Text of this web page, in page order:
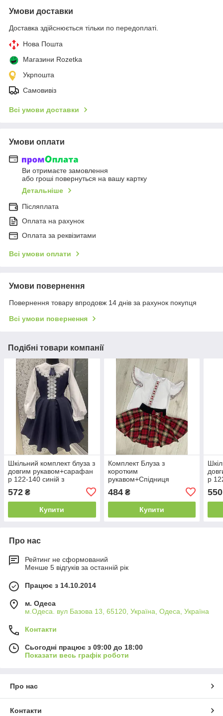
Умови доставки
Доставка здійснюється тільки по передоплаті.
Нова Пошта
Магазини Rozetka
Укрпошта
Самовивіз
Всі умови доставки
Умови оплати
Ви отримаєте замовлення
або гроші повернуться на вашу картку
Детальніше
Післяплата
Оплата на рахунок
Оплата за реквізитами
Всі умови оплати
Умови повернення
Повернення товару впродовж 14 днів за рахунок покупця
Всі умови повернення
Подібні товари компанії
Шкільний комплект блуза з
довгим рукавом+сарафан
р 122-140 синій з
572 ₴
Купити
Комплект Блуза з
коротким
рукавом+Спідниця
крупна клітинка
484₴
Купити
р
550
Про нас
Рейтинг не сформований
Менше 5 відгуків за останній рік
Працює з 14.10.2014
м. Одеса
м.Одеса. вул Базова 13, 65120, Україна, Одеса, Україна
Контакти
Сьогодні працює з 09:00 до 18:00
Показати весь графік роботи
Про нас
Контакти